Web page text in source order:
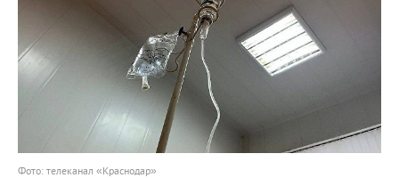
Фото: телеканал «Краснодар»